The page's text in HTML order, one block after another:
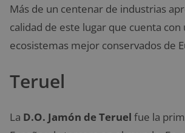
Más de un centenar de industrias
calidad de este lugar que cuenta con
ecosistemas mejor conservados de
Teruel
La D.O. Jamón de Teruel fue la